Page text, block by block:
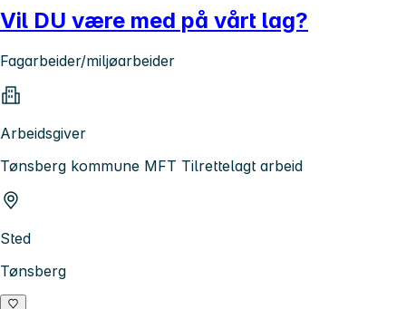
Vil DU være med på vårt lag?
Fagarbeider/miljøarbeider
Arbeidsgiver
Tønsberg kommune MFT Tilrettelagt arbeid
Sted
Tønsberg